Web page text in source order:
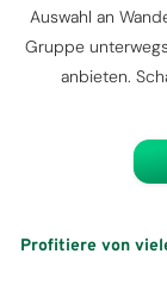
Auswahl an
Gruppe
anbieten.
Profitiere von